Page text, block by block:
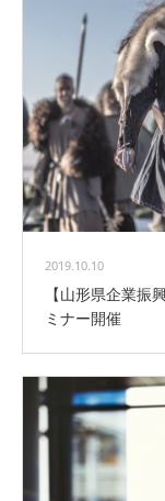
2019.10.10
【山形県企業
ミナー開催